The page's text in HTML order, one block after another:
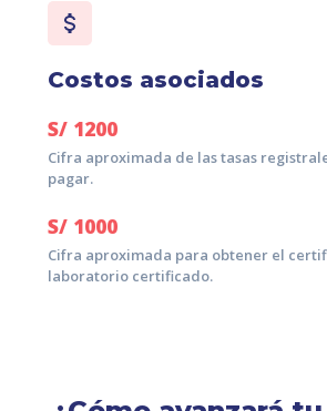
Costos asociados
S/ 1200
Cifra aproximada de las tasas
pagar.
S/ 1000
Cifra aproximada para obtener el
laboratorio certificado.